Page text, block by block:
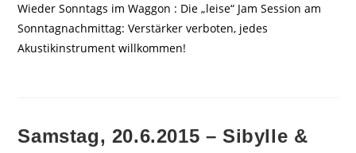
Wieder Sonntags im Waggon : Die „leise“ Jam Session am
Sonntagnachmittag: Verstärker verboten, jedes
Akustikinstrument willkommen!
Samstag, 20.6.2015 – Sibylle &